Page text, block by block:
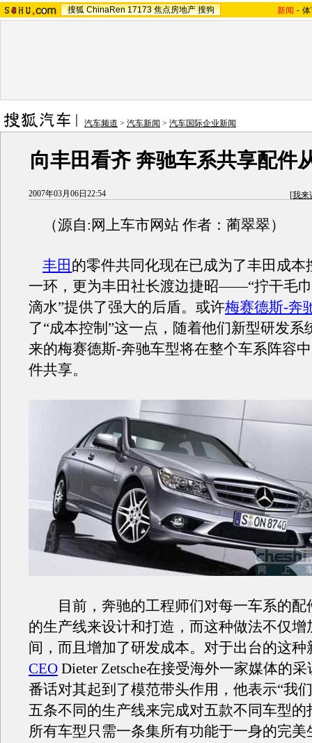
搜狐 ChinaRen 17173 焦点房地产 搜狗 新闻 -
汽车频道 > 汽车新闻 > 汽车国际企业新闻
向丰田看齐 奔驰车系共享配件
2007年03月06日22:54 [我来
（源自:网上车市网站 作者：蔺翠翠）
丰田 的零件共同化现在已成为了丰田成本
一环，更为丰田社长渡边捷昭——“拧干毛
滴水”提供了强大的后盾。或许梅赛德斯-奔
了“成本控制”这一点，随着他们新型研发系
来的梅赛德斯-奔驰车型将在整个车系阵容
件共享。
目前，奔驰的工程师们对每一车系的配
的生产线来设计和打造，而这种做法不仅增
间，而且增加了研发成本。对于出台的这种
CEO Dieter Zetsche在接受海外一家媒体的
番话对其起到了模范带头作用，他表示“我
五条不同的生产线来完成对五款不同车型的
所有车型只需一条集所有功能于一身的完美